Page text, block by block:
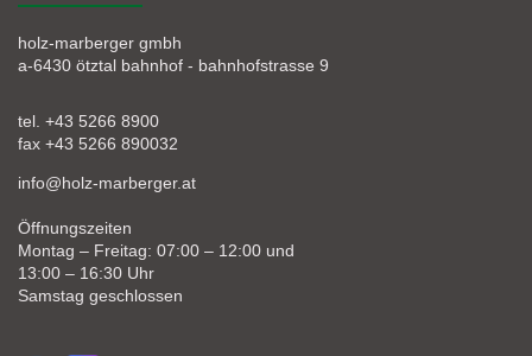
holz-marberger gmbh
a-6430 ötztal bahnhof - bahnhofstrasse 9
tel. +43 5266 8900
fax +43 5266 890032
info@holz-marberger.at
Öffnungszeiten
Montag – Freitag: 07:00 – 12:00 und
13:00 – 16:30 Uhr
Samstag geschlossen